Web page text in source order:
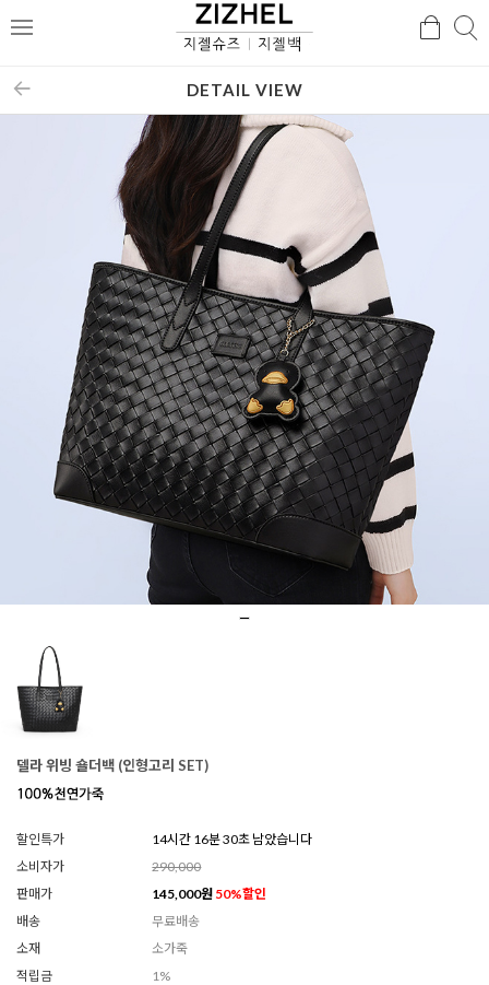
메
검
DETAIL VIEW
델라 위빙 숄더백 (인형고리 SET)
할인특가
14시간 16분 29초 남았습니다
소비자가
290,000
판매가
145,000원 50%할인
배송
무료배송
소재
소가죽
적립금
1%